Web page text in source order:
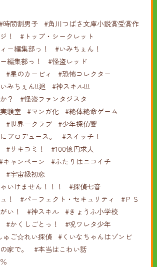
時間割男子
#角川つばさ文庫小説賞受賞作
！
#トップ・シークレット
ー編集部っ！
#いみちぇん！
編集部っ！
#怪盗レッド
#星のカービィ
#恐怖コレクター
みちぇん!!廻
#神スキル!!!
？
#怪盗ファンタジスタ
験室 #マンガ化 #絶体絶命ゲーム
#世界一クラブ #少年探偵響
プロデュース。
#スイッチ！
#サキヨミ！
#100億円求人
キャンペーン
#ふたりはニコイチ
#宇宙級初恋
いけません！！！
#探偵七音
！
#パーフェクト・セキュリティ
#ＰＳ
い！
#神スキル #きょうふ小学校
#かくしごとっ！
#呪ワレタ少年
ゅご☆れい探偵
#くいなちゃんはゾンビ
家で。
#本当はこわい話